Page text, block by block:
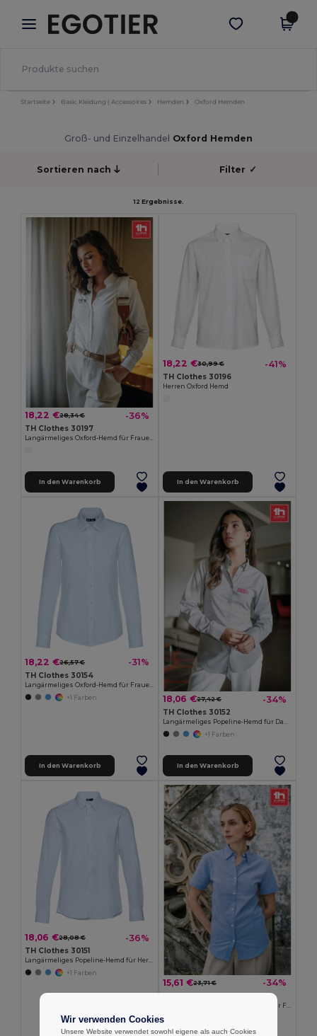
× Egotier App
Bessere Preise in der App!
App holen
Startseite Basic Kleidung | Accessoires Hemden Oxford Hemden
Groß- und Einzelhandel Oxford Hemden
Sortieren nach Filter ✓
12 Ergebnisse.
18,22 €28,34 € -36%
TH Clothes 30197
Langärmeliges Oxford-Hemd für Frauen. Weiße Farbe
In den Warenkorb
18,22 €30,99 € -41%
TH Clothes 30196
Herren Oxford Hemd
In den Warenkorb
18,22 €26,57 € -31%
TH Clothes 30154
+1 Farben
In den Warenkorb
18,06 €27,42 € -34%
TH Clothes 30152
Langärmeliges Popeline-Hemd für Damen
+1 Farben
In den Warenkorb
18,06 €28,08 € -36%
TH Clothes 30151
Langärmeliges Popeline-Hemd für Herren
+1 Farben
15,61 €23,71 € -34%
TH Clothes 30158
Wir verwenden Cookies
Unsere Website verwendet sowohl eigene als auch Cookies